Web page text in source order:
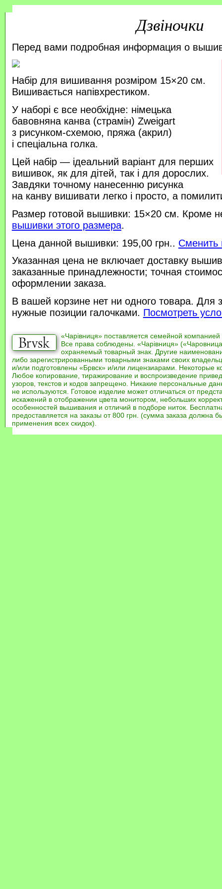
Дзвіночки
Перед вами подробная информация о
Набір для вишивання розміром 15×20 см.
Вишивається напівхрестиком.
У наборі є все необхідне: німецька
бавовняна канва (страмін) Zweigart
з рисунком-схемою, пряжа (акрил)
і спеціальна голка.
Цей набір — ідеальний варіант для перших
вишивок, як для дітей, так і для дорослих.
Завдяки точному нанесенню рисунка
на канву вишивати легко і просто, а
Размер готовой вышивки: 15×20 см. Кроме
вышивки этого размера.
Цена данной вышивки: 195,00 грн.. Сменить
Указанная цена не включает доставку
заказанные принадлежности; точная
оформлении заказа.
В вашей корзине нет ни одного товара. Для
нужные позиции галочками. Посмотреть
«Чарівниця» поставляется семейной компанией
Все права соблюдены. «Чарівниця»
охраняемый товарный знак. Другие
либо зарегистрированными товарными знаками своих
и/или подготовлены «Брвск» и/или лицензиарами. Некоторые
Любое копирование, тиражирование и воспроизведение
узоров, текстов и кодов запрещено. Никакие персональные
не используются. Готовое изделие может отличаться от
искажений в отображении цвета монитором, небольших
особенностей вышивания и отличий в подборе ниток.
предоставляется на заказы от 800 грн. (сумма заказа должна
применения всех скидок).